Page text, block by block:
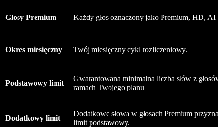
Głosy Premium Każdy głos oznaczony jako Premium, HD,
Okres miesięczny Twój miesięczny cykl rozliczeniowy.
Podstawowy limit
Gwarantowana minimalna liczba słów z
ramach Twojego planu.
Dodatkowy limit
Dodatkowe słowa w głosach Premium
limit podstawowy.